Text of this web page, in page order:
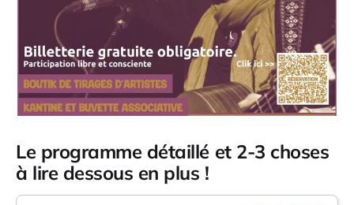
Le programme détaillé et 2-3 choses
à lire dessous en plus !